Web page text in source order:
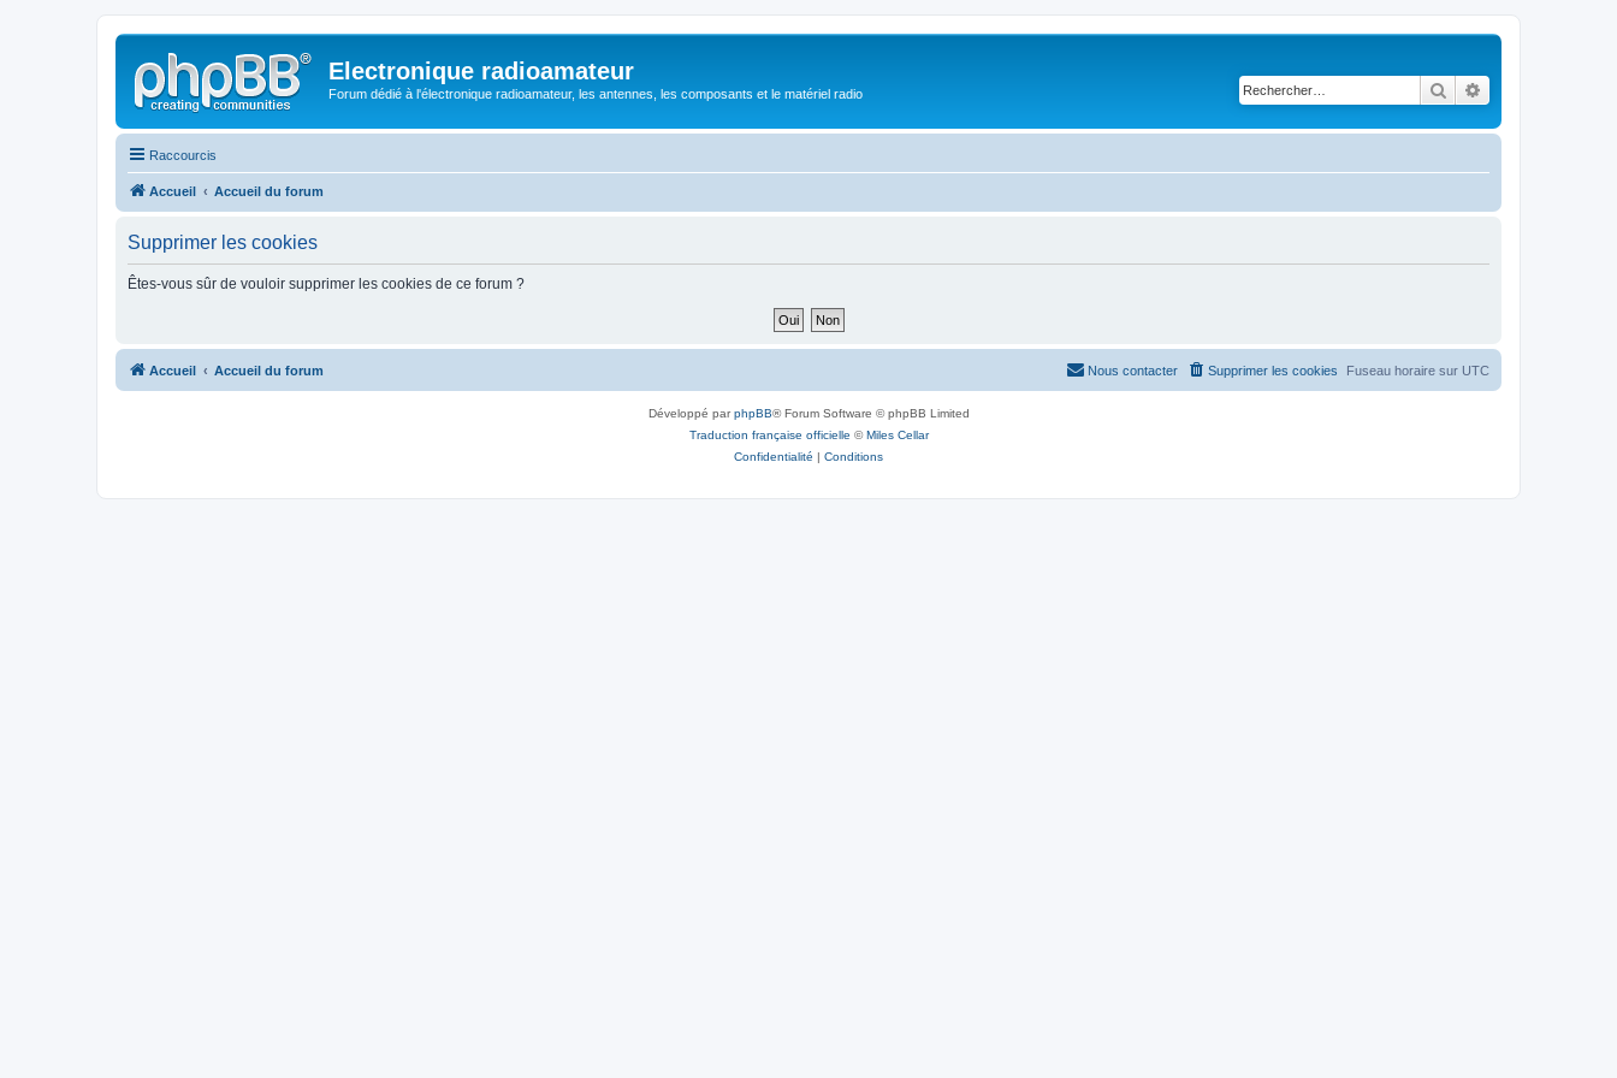
Electronique radioamateur
Forum dédié à l'électronique radioamateur, les antennes, les composants et le matériel radio Rechercher
Raccourcis
Accueil Accueil du forum
Supprimer les cookies
Êtes-vous sûr de vouloir supprimer les cookies de ce forum ?
Accueil Accueil du forum Fuseau horaire sur UTC
Supprimer les cookies
Nous contacter
Développé parphpBB® Forum Software © phpBB Limited
Traduction française officielle ©Miles Cellar
Confidentialité | Conditions